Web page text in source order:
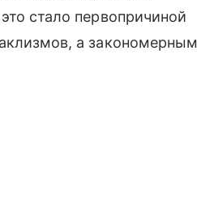
стало первопричиной
а закономерным